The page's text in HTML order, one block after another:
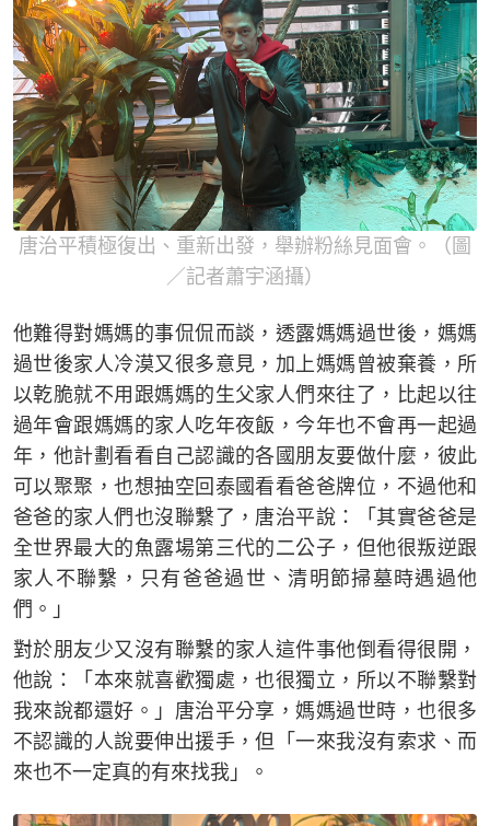
唐治平積極復出、重新出發，舉辦粉絲見面會。（圖
／記者蕭宇涵攝）
他難得對媽媽的事侃侃而談，透露媽媽過世後，媽媽
過世後家人冷漠又很多意見，加上媽媽曾被棄養，所
以乾脆就不用跟媽媽的生父家人們來往了，比起以往
過年會跟媽媽的家人吃年夜飯，今年也不會再一起過
年，他計劃看看自己認識的各國朋友要做什麼，彼此
可以聚聚，也想抽空回泰國看看爸爸牌位，不過他和
爸爸的家人們也沒聯繫了，唐治平說：「其實爸爸是
全世界最大的魚露場第三代的二公子，但他很叛逆跟
家人不聯繫，只有爸爸過世、清明節掃墓時遇過他
們。」
對於朋友少又沒有聯繫的家人這件事他倒看得很開，
他說：「本來就喜歡獨處，也很獨立，所以不聯繫對
我來說都還好。」唐治平分享，媽媽過世時，也很多
不認識的人說要伸出援手，但「一來我沒有索求、而
來也不一定真的有來找我」。